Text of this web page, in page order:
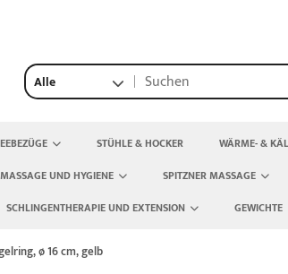
Alle
STÜHLE & HOCKER WÄRME- &
UND HYGIENE SPITZNER MASSAGE
SCHLINGENTHERAPIE UND EXTENSION GEWICHTE
ø 16 cm, gelb